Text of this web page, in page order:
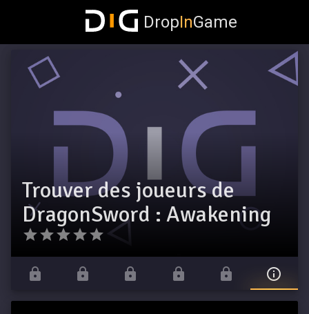
DropInGame
Trouver des joueurs de
DragonSword : Awakening